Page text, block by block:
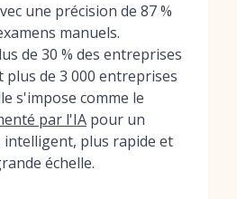
une précision de 87 %
manuels.
de 30 % des entreprises
plus de 3 000 entreprises
s'impose comme le
par l'IA pour un
plus rapide et
échelle.